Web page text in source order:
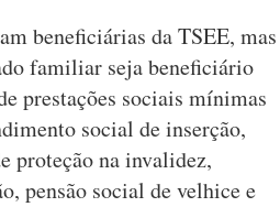
beneficiárias da TSEE, mas
familiar seja beneficiário
prestações sociais mínimas
social de inserção,
proteção na invalidez,
pensão social de velhice e